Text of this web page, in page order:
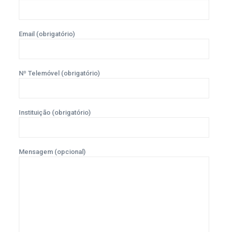
Email (obrigatório)
Nº Telemóvel (obrigatório)
Instituição (obrigatório)
Mensagem (opcional)